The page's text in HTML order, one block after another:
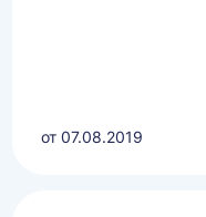
от 07.08.2019